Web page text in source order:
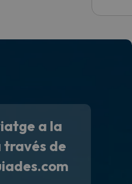
a la
través de